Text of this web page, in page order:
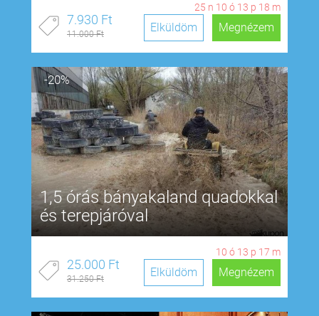
25 n 10 ó 13 p 18 m
7.930 Ft
11.000 Ft Megnézem
Elküldöm
-20%
1,5 órás bányakaland quadokkal
és terepjáróval
10 ó 13 p 17 m
25.000 Ft
31.250 Ft Megnézem
Elküldöm